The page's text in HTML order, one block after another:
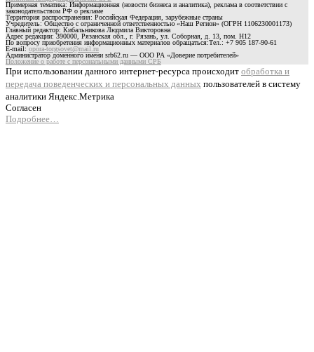
Примерная тематика: Информационная (новости бизнеса и аналитика), реклама в соответствии с
законодательством РФ о рекламе
Территория распространения: Российская Федерация, зарубежные страны
Учредитель: Общество с ограниченной ответственностью «Наш Регион» (ОГРН 1106230001173)
Главный редактор: Кибальникова Людмила Викторовна
Адрес редакции: 390000, Рязанская обл., г. Рязань, ул. Соборная, д. 13, пом. Н12
По вопросу приобретения информационных материалов обращаться:Тел.: +7 905 187-90-61
E-mail:opora-torgsovet@mail.ru
Администратор доменного имени srb62.ru — ООО РА «Доверие потребителей»
Положение о работе с персональными данными СРБ
При использовании данного интернет-ресурса происходит обработка и
передача поведенческих и персональных данных пользователей в систему
аналитики Яндекс.Метрика
Согласен
Подробнее…